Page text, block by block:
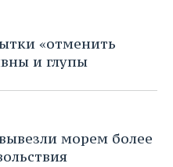
«отменить
и глупы
морем более